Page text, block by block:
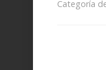
Categoría